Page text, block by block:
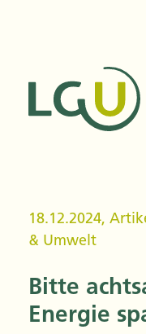
18.12.2024,
& Umwelt
Bitte
Energie